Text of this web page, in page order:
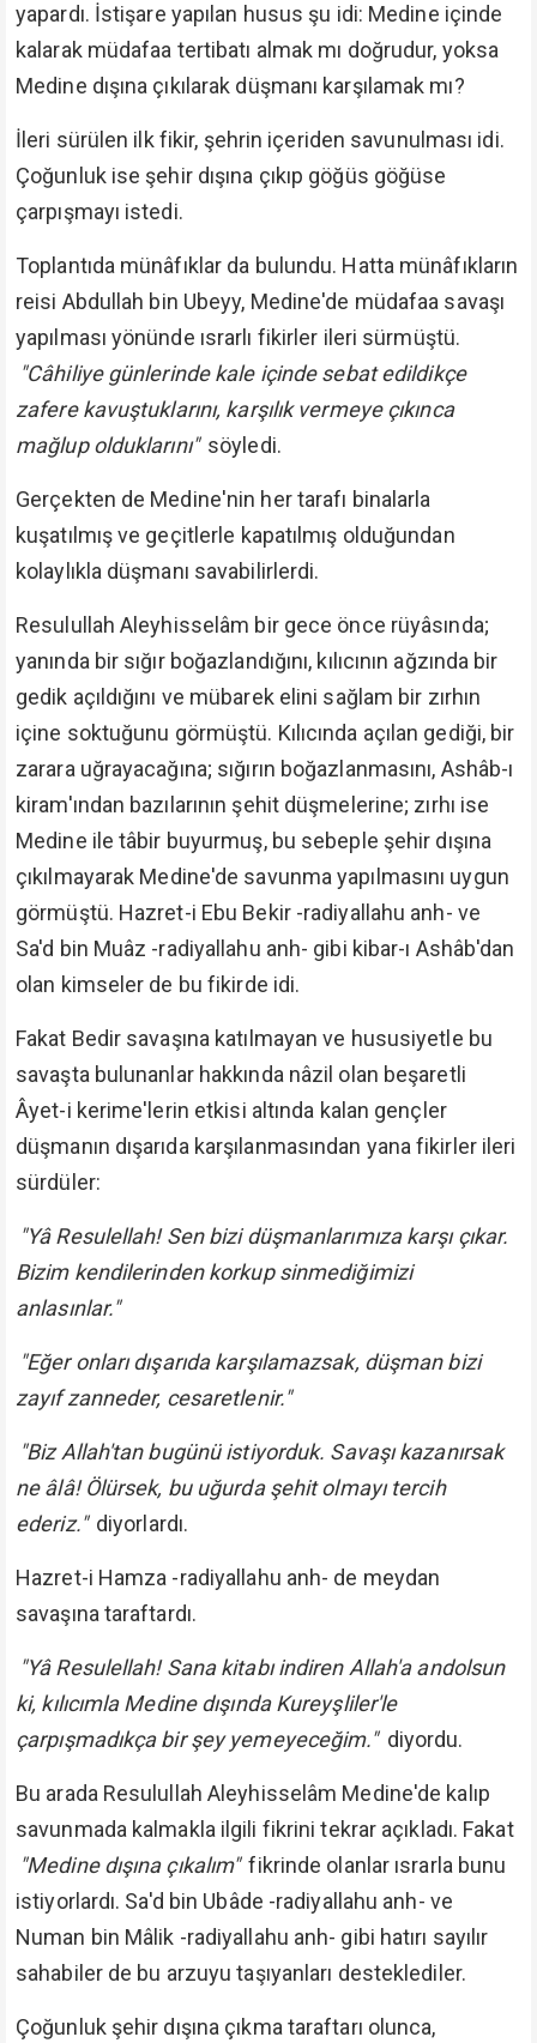
yapardı. İstişare yapılan husus şu idi: Medine içinde
kalarak müdafaa tertibatı almak mı doğrudur, yoksa
Medine dışına çıkılarak düşmanı karşılamak mı?
İleri sürülen ilk fikir, şehrin içeriden savunulması idi.
Çoğunluk ise şehir dışına çıkıp göğüs göğüse
çarpışmayı istedi.
Toplantıda münâfıklar da bulundu. Hatta münâfıkların
reisi Abdullah bin Ubeyy, Medine'de müdafaa savaşı
yapılması yönünde ısrarlı fikirler ileri sürmüştü.
"Câhiliye günlerinde kale içinde sebat edildikçe
zafere kavuştuklarını, karşılık vermeye çıkınca
mağlup olduklarını" söyledi.
Gerçekten de Medine'nin her tarafı binalarla
kuşatılmış ve geçitlerle kapatılmış olduğundan
kolaylıkla düşmanı savabilirlerdi.
Resulullah Aleyhisselâm bir gece önce rüyâsında;
yanında bir sığır boğazlandığını, kılıcının ağzında bir
gedik açıldığını ve mübarek elini sağlam bir zırhın
içine soktuğunu görmüştü. Kılıcında açılan gediği, bir
zarara uğrayacağına; sığırın boğazlanmasını, Ashâb-ı
kiram'ından bazılarının şehit düşmelerine; zırhı ise
Medine ile tâbir buyurmuş, bu sebeple şehir dışına
çıkılmayarak Medine'de savunma yapılmasını uygun
görmüştü. Hazret-i Ebu Bekir -radiyallahu anh- ve
Sa'd bin Muâz -radiyallahu anh- gibi kibar-ı Ashâb'dan
olan kimseler de bu fikirde idi.
Fakat Bedir savaşına katılmayan ve hususiyetle bu
savaşta bulunanlar hakkında nâzil olan beşaretli
Âyet-i kerime'lerin etkisi altında kalan gençler
düşmanın dışarıda karşılanmasından yana fikirler ileri
sürdüler:
"Yâ Resulellah! Sen bizi düşmanlarımıza karşı çıkar.
Bizim kendilerinden korkup sinmediğimizi
anlasınlar."
"Eğer onları dışarıda karşılamazsak, düşman bizi
zayıf zanneder, cesaretlenir."
"Biz Allah'tan bugünü istiyorduk. Savaşı kazanırsak
ne âlâ! Ölürsek, bu uğurda şehit olmayı tercih
ederiz." diyorlardı.
Hazret-i Hamza -radiyallahu anh- de meydan
savaşına taraftardı.
"Yâ Resulellah! Sana kitabı indiren Allah'a andolsun
ki, kılıcımla Medine dışında Kureyşliler'le
çarpışmadıkça bir şey yemeyeceğim." diyordu.
Bu arada Resulullah Aleyhisselâm Medine'de kalıp
savunmada kalmakla ilgili fikrini tekrar açıkladı. Fakat
"Medine dışına çıkalım" fikrinde olanlar ısrarla bunu
istiyorlardı. Sa'd bin Ubâde -radiyallahu anh- ve
Numan bin Mâlik -radiyallahu anh- gibi hatırı sayılır
sahabiler de bu arzuyu taşıyanları desteklediler.
Çoğunluk şehir dışına çıkma taraftarı olunca,